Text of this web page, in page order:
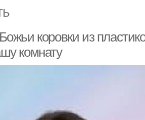
коровки из
комнату